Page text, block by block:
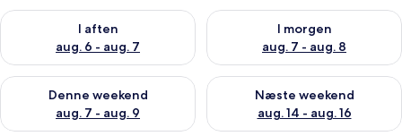
I aften
aug. 6 - aug. 7
Tjek tilgængelighed for i aften aug. 6 - aug. 7
I morgen
aug. 7 - aug. 8
Tjek tilgængelighed for i
Denne weekend
aug. 7 - aug. 9
Tjek tilgængelighed for denne weekend aug. 7 - aug. 9
Næste weekend
aug. 14 - aug. 16
Tjek tilgængelighed for næste